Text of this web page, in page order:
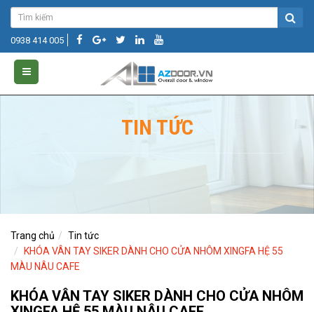
0938 414 005
TIN TỨC
Trang chủ
Tin tức
KHÓA VÂN TAY SIKER DÀNH CHO CỬA NHÔM XINGFA HỆ 55
MÀU NÂU CAFE
KHÓA VÂN TAY SIKER DÀNH CHO CỬA NHÔM